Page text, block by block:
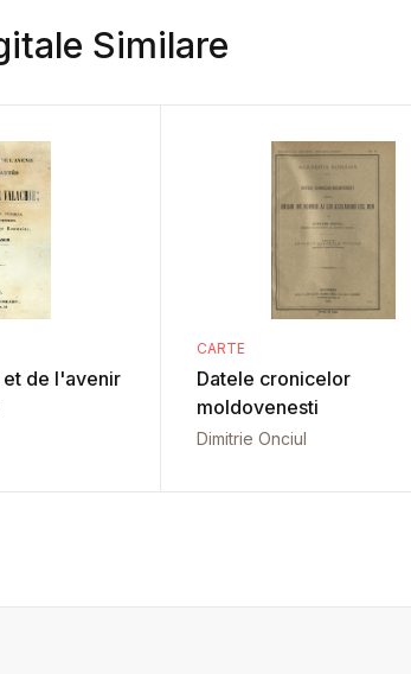
Similare
de l'avenir
CARTE
Datele cronicelor
moldovenesti
Dimitrie Onciul